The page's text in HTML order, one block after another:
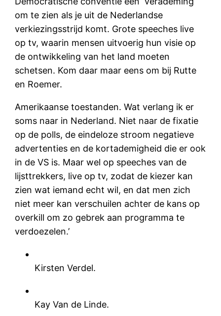
om te zien als je uit de Nederlandse
verkiezingsstrijd komt. Grote speeches live
op tv, waarin mensen uitvoerig hun visie op
de ontwikkeling van het land moeten
schetsen. Kom daar maar eens om bij Rutte
en Roemer.
Amerikaanse toestanden. Wat verlang ik er
soms naar in Nederland. Niet naar de fixatie
op de polls, de eindeloze stroom negatieve
advertenties en de kortademigheid die er ook
in de VS is. Maar wel op speeches van de
lijsttrekkers, live op tv, zodat de kiezer kan
zien wat iemand echt wil, en dat men zich
niet meer kan verschuilen achter de kans op
overkill om zo gebrek aan programma te
verdoezelen.’
Kirsten Verdel.
Kay Van de Linde.